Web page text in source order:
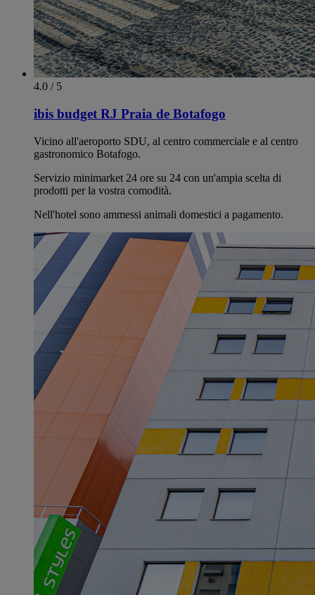
4.0 / 5
ibis budget RJ Praia de Botafogo
Vicino all'aeroporto SDU, al centro commerciale e al centro
gastronomico Botafogo.
Servizio minimarket 24 ore su 24 con un'ampia scelta di
prodotti per la vostra comodità.
Nell'hotel sono ammessi animali domestici a pagamento.